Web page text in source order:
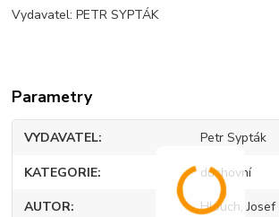
Vydavatel: PETR SYPTÁK
Parametry
VYDAVATEL Petr Sypták
KATEGORIE duchovní
AUTOR Hlouch, Josef